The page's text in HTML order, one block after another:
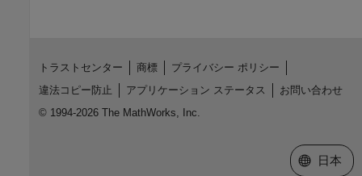
トラストセンター 商標
プライバシー ポリシー
違法コピー防止
アプリケーション ステータス
お問い合わせ
© 1994-2026 The MathWorks, Inc.
Web サイ
日本